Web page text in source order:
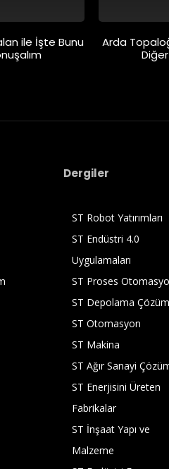
ile İşte Bunu
Arda
Dergiler
ST Robot Yatırımları
ST Endüstri 4.0
Uygulamaları
ST Proses
ST Depolama
ST Otomasyon
ST Makina
ST Ağır Sanayi
ST Enerjisini Üreten
Fabrikalar
ST İnşaat Yapı ve
Malzeme